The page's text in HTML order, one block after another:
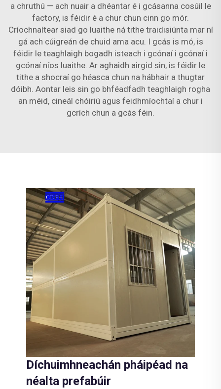
a chruthú — ach nuair a dhéantar é i gcásanna cosúil le
factory, is féidir é a chur chun cinn go mór.
Críochnaítear siad go luaithe ná tithe traidisiúnta mar ní
gá ach cúigreán de chuid ama acu. I gcás is mó, is
féidir le teaghlaigh bogadh isteach i gcónaí i gcónaí i
gcónaí níos luaithe. Ar aghaidh airgid sin, is féidir le
tithe a shocraí go héasca chun na hábhair a thugtar
dóibh. Aontar leis sin go bhféadfadh teaghlaigh rogha
an méid, cineál chóiriú agus feidhmíochtaí a chur i
gcrích chun a gcás féin.
Díchuimhneachán pháipéad na
néalta prefabúir